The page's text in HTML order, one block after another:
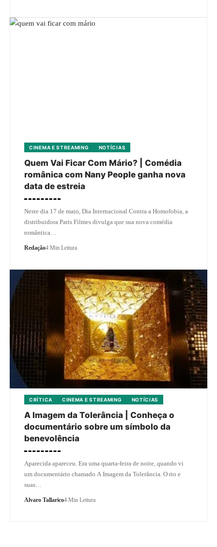
CINEMA E STREAMING NOTÍCIAS
Quem Vai Ficar Com Mário? | Comédia
românica com Nany People ganha nova
data de estreia
Neste dia 17 de maio, Dia Internacional Contra a Homofobia, a
distribuidora Paris Filmes divulga que sua nova comédia
romântica…
Redação4 Min Leitura
CRÍTICA CINEMA E STREAMING NOTÍCIAS
A Imagem da Tolerância | Conheça o
documentário sobre um símbolo da
benevolência
Aparecida apareceu. Era uma quarta-feira de noite, quando vi
um documentário chamado A Imagem da Tolerância. O rio e
suas…
Alvaro Tallarico4 Min Leitura